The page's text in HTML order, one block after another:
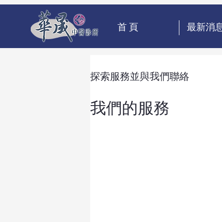
首 頁 最新消
探索服務並與我們聯絡
我們的服務